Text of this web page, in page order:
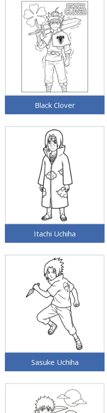
Black Clover
Itachi Uchiha
Sasuke Uchiha